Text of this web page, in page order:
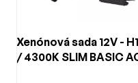
Xenónová sada 12V - H1
/ 4300K SLIM BASIC